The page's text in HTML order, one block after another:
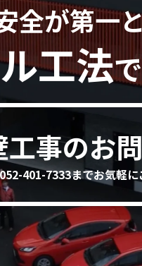
全が第一
工法
事のお
401-7333までお気軽